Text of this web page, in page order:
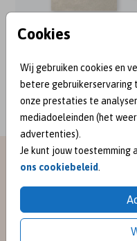
Cookies
Wij gebruiken cookies en
betere gebruikerservaring
onze prestaties te
mediadoeleinden (het
advertenties).
Je kunt jouw toestemming
ons cookiebeleid
BEKEND VAN: